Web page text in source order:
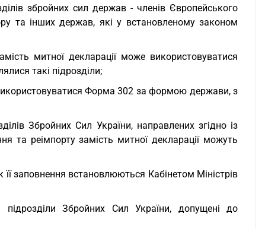
збройних сил держав - членів Європейського
та інших держав, які у встановленому законом
митної декларації може використовуватися
такі підрозділи;
Форма 302 за формою держави, з
Збройних Сил України, направлених згідно із
та реімпорту замість митної декларації можуть
заповнення встановлюються Кабінетом Міністрів
Збройних Сил України, допущені до